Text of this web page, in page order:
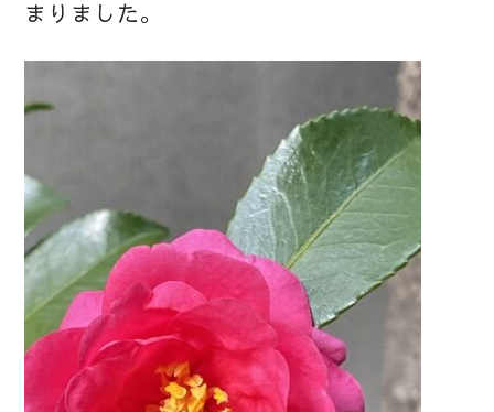
まりました。